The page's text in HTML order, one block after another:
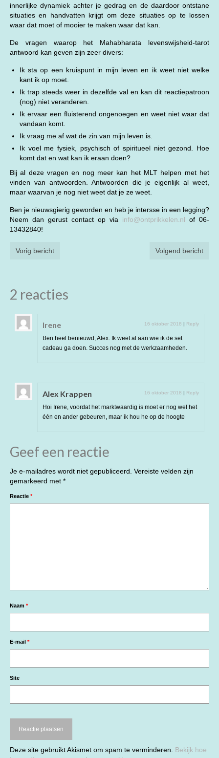
innerlijke dynamiek achter je gedrag en de daardoor ontstane
situaties en handvatten krijgt om deze situaties op te lossen
waar dat moet of mooier te maken waar dat kan.
De vragen waarop het Mahabharata levenswijsheid-tarot
antwoord kan geven zijn zeer divers:
Ik sta op een kruispunt in mijn leven en ik weet niet welke
kant ik op moet.
Ik trap steeds weer in dezelfde val en kan dit reactiepatroon
(nog) niet veranderen.
Ik ervaar een fluisterend ongenoegen en weet niet waar dat
vandaan komt.
Ik vraag me af wat de zin van mijn leven is.
Ik voel me fysiek, psychisch of spiritueel niet gezond. Hoe
komt dat en wat kan ik eraan doen?
Bij al deze vragen en nog meer kan het MLT helpen met het
vinden van antwoorden. Antwoorden die je eigenlijk al weet,
maar waarvan je nog niet weet dat je ze weet.
Ben je nieuwsgierig geworden en heb je intersse in een legging?
Neem dan gerust contact op via info@ontprikkelen.nl of 06-
13432840!
Vorig bericht Volgend bericht
2 reacties
Irene 16 oktober 2018 | Reply
Ben heel benieuwd, Alex. Ik weet al aan wie ik de set
cadeau ga doen. Succes nog met de werkzaamheden.
Alex Krappen 16 oktober 2018 | Reply
Hoi Irene, voordat het marktwaardig is moet er nog wel het
één en ander gebeuren, maar ik hou he op de hoogte
Geef een reactie
Je e-mailadres wordt niet gepubliceerd. Vereiste velden zijn
gemarkeerd met *
Reactie *
Naam *
E-mail *
Site
Deze site gebruikt Akismet om spam te verminderen. Bekijk hoe